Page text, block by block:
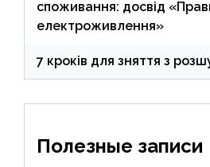
споживання: досвід
електроживлення»
7 кроків для зняття з
Полезные записи